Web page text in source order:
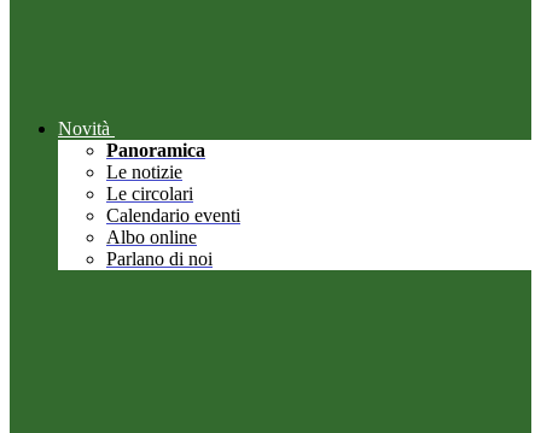
Novità
Panoramica
Le notizie
Le circolari
Calendario eventi
Albo online
Parlano di noi